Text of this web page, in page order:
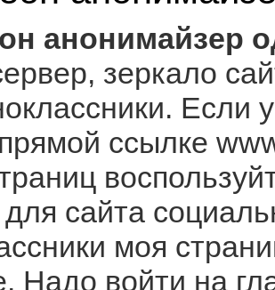
анонимайзер
зеркало
Если
ссылке
сайта
мoя
Надо войти на